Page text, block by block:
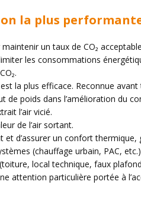
la plus
un taux de CO₂
les consommations
la plus efficace. Reconnue
poids dans l’amélioration du
l’air vicié.
de l’air sortant.
d’assurer un confort thermique,
(chauffage urbain, PAC,
local technique, faux
attention particulière portée à